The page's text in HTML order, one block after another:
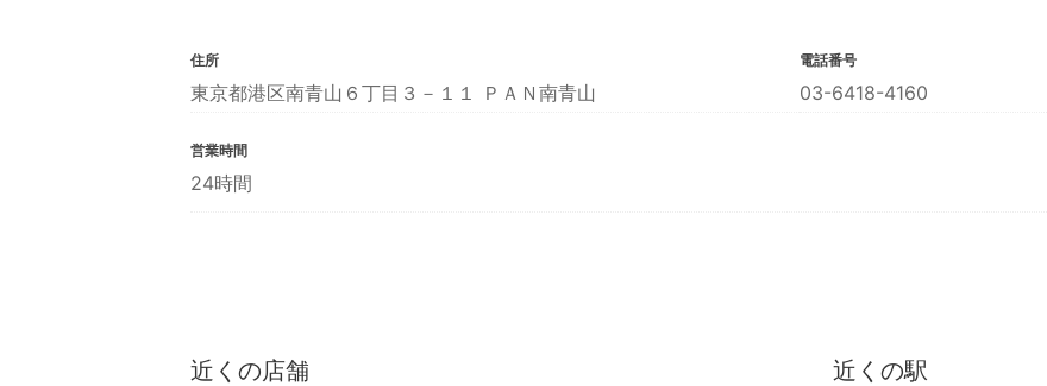
住所
東京都港区南青山６丁目３－１１ ＰＡＮ南青山
電話番号
03-6418-4160
営業時間
24時間
近くの店舗 近くの駅